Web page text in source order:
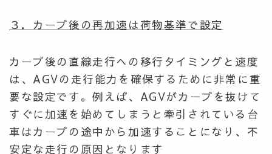
３．カーブ後の再加速は荷物基準で設定
カーブ後の直線走行への移行タイミングと速度
は、AGVの走行能力を確保するために非常に重
要な設定です。例えば、AGVがカーブを抜けて
すぐに加速を始めてしまうと牽引されている台
車はカーブの途中から加速することになり、不
安定な走行の原因となります